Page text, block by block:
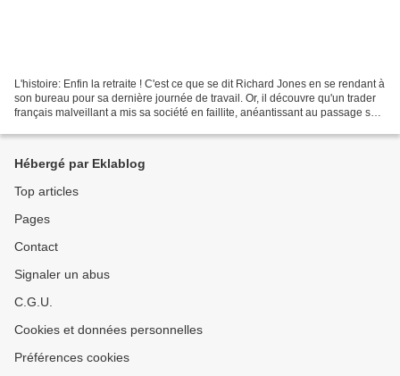
L'histoire: Enfin la retraite ! C'est ce que se dit Richard Jones en se rendant à
son bureau pour sa dernière journée de travail. Or, il découvre qu'un trader
français malveillant a mis sa société en faillite, anéantissant au passage son
Hébergé par Eklablog
Top articles
Pages
Contact
Signaler un abus
C.G.U.
Cookies et données personnelles
Préférences cookies